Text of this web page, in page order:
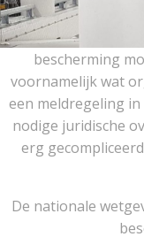
De nieuwe EU
bescherming
voornamelijk wat
een meldregeling
nodige juridische
erg
De nationale